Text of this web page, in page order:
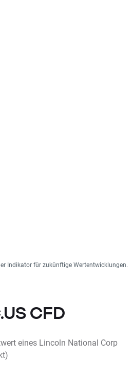
Indikator für zukünftige Wertentwicklungen.
CFD
eines Lincoln National Corp